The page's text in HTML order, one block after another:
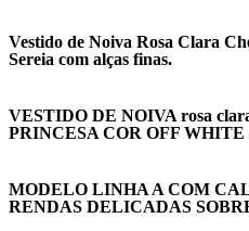
Vestido de Noiva Rosa Clara
Sereia com alças finas.
VESTIDO DE NOIVA rosa
PRINCESA COR OFF WHITE
MODELO LINHA A COM
RENDAS DELICADAS